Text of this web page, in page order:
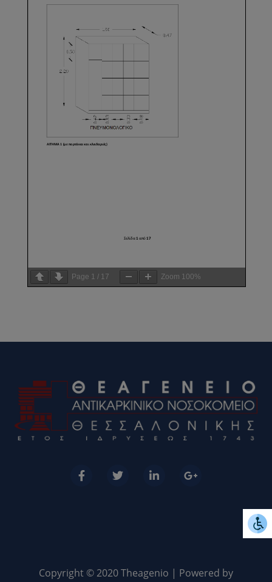
Page 1 / 17 Zoom 100%
Copyright © 2020 Theagenio | Powered by